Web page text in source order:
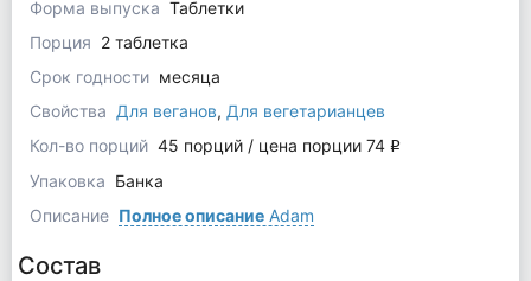
Форма выпуска Таблетки
Порция 2 таблетка
Срок годности месяца
Свойства Для веганов, Для вегетарианцев
Кол-во порций 45 порций / цена порции 74 q
Упаковка Банка
Описание Полное описаниеAdam
Состав